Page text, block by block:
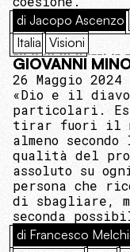
di Jacopo Ascenzo
Italia Visioni
GIOVANNI
26 Maggio 2024
«Dio e il
particolari.
tirar fuori il
almeno
qualità del
assoluto su
persona che
di sbagliare,
seconda
di Francesco